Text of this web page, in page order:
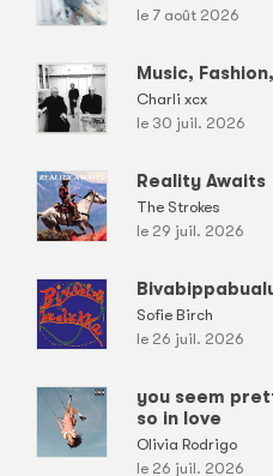
le 7 août 2026
Music,
Charli xcx
le 30 juil. 2026
Reality Awaits
The Strokes
le 29 juil. 2026
Sofie Birch
le 26 juil. 2026
you seem
so in love
Olivia Rodrigo
le 26 juil. 2026